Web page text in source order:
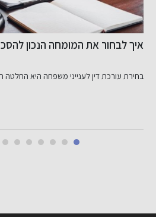
איך לבחור את המומחה הנכון
בחירת עורכת דין לענייני משפחה היא החלטה